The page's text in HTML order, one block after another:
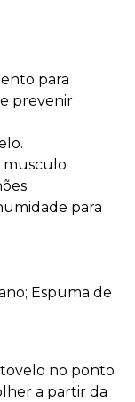
para
prevenir
musculo
para
Espuma de
no ponto
a partir da